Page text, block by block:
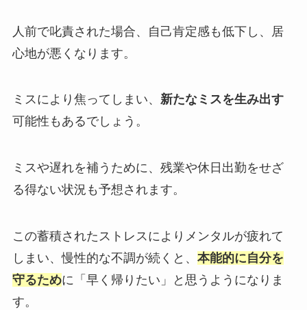
人前で叱責された場合、自己肯定感も低下し、居
心地が悪くなります。
ミスにより焦ってしまい、 新たなミスを生み出す
可能性もあるでしょう。
ミスや遅れを補うために、残業や休日出勤をせざ
る得ない状況も予想されます。
この蓄積されたストレスによりメンタルが疲れて
しまい、慢性的な不調が続くと、 本能的に自分を
守るために「早く帰りたい」と思うようになりま
す。